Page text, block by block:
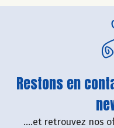
Restons en
....et retrouvez nos